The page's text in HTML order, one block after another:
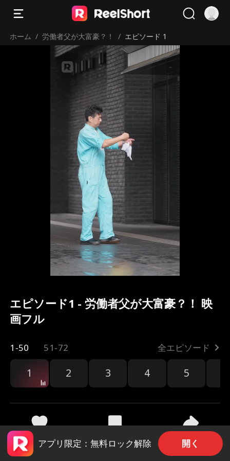
ホーム / 労働者父が大富豪？！ / エピソード 1
エピソード1 - 労働者父が大富豪？！ 映
画フル
1-50 51-72 全エピソード
1 2 3 4 5
6k 276.5k 共有
アプリ限定：無料ロック解除 開く